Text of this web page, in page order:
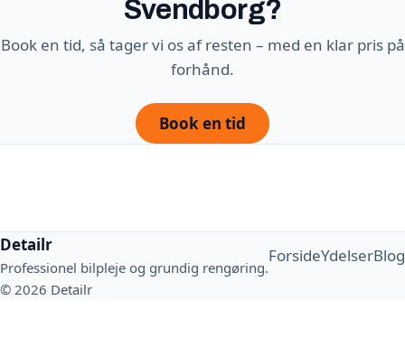
Svendborg?
Book en tid, så tager vi os af resten – med en klar pris på
forhånd.
Book en tid
Detailr
Professionel bilpleje og grundig rengøring.
ForsideYdelserBlog
© 2026 Detailr